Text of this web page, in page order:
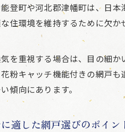
登町や河北郡津幡町は、日
住環境を維持するために欠
を重視する場合は、目の細
粉キャッチ機能付きの網戸
傾向にあります。
適した網戸選びのポイン